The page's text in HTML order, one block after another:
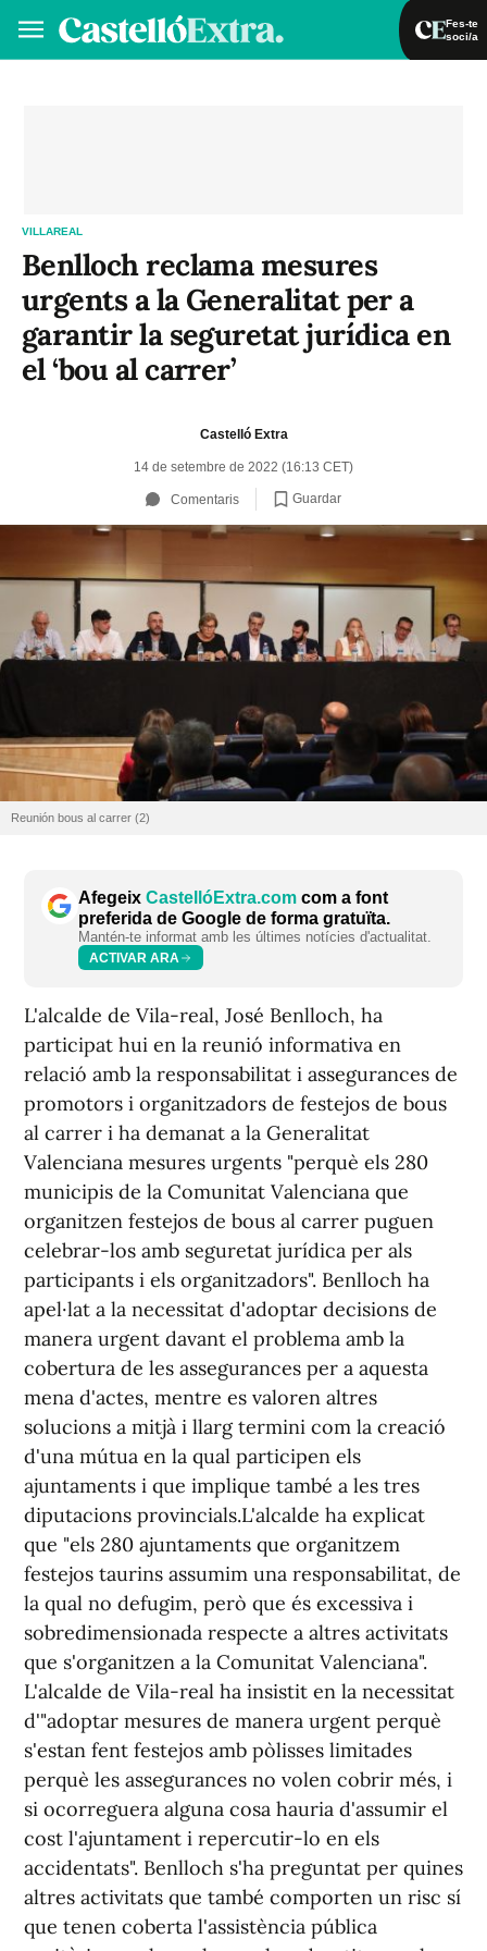
Fes-te
soci/a
VILLAREAL
Benlloch reclama mesures
urgents a la Generalitat per a
garantir la seguretat jurídica en
el ‘bou al carrer’
Castelló Extra
14 de setembre de 2022 (16:13 CET)
Comentaris Guardar
Reunión bous al carrer (2)
Afegeix CastellóExtra.com com a font
preferida de Google de forma gratuïta.
Mantén-te informat amb les últimes notícies d'actualitat.
ACTIVAR ARA
L'alcalde de Vila-real, José Benlloch, ha
participat hui en la reunió informativa en
relació amb la responsabilitat i assegurances de
promotors i organitzadors de festejos de bous
al carrer i ha demanat a la Generalitat
Valenciana mesures urgents "perquè els 280
municipis de la Comunitat Valenciana que
organitzen festejos de bous al carrer puguen
celebrar-los amb seguretat jurídica per als
participants i els organitzadors". Benlloch ha
apel·lat a la necessitat d'adoptar decisions de
manera urgent davant el problema amb la
cobertura de les assegurances per a aquesta
mena d'actes, mentre es valoren altres
solucions a mitjà i llarg termini com la creació
d'una mútua en la qual participen els
ajuntaments i que implique també a les tres
diputacions provincials.L'alcalde ha explicat
que "els 280 ajuntaments que organitzem
festejos taurins assumim una responsabilitat, de
la qual no defugim, però que és excessiva i
sobredimensionada respecte a altres activitats
que s'organitzen a la Comunitat Valenciana".
L'alcalde de Vila-real ha insistit en la necessitat
d'"adoptar mesures de manera urgent perquè
s'estan fent festejos amb pòlisses limitades
perquè les assegurances no volen cobrir més, i
si ocorreguera alguna cosa hauria d'assumir el
cost l'ajuntament i repercutir-lo en els
accidentats". Benlloch s'ha preguntat per quines
altres activitats que també comporten un risc sí
que tenen coberta l'assistència pública